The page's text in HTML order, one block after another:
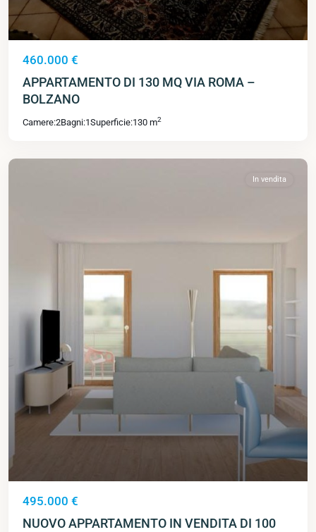
460.000 €
APPARTAMENTO DI 130 MQ VIA ROMA –
BOLZANO
Camere:2Bagni:1Superficie:130 m2
In vendita
495.000 €
NUOVO APPARTAMENTO IN VENDITA DI 100